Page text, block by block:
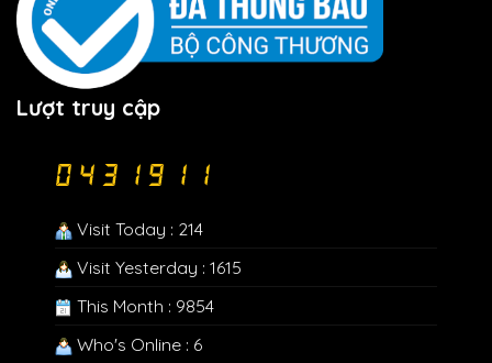
Lượt truy cập
Visit Today : 214
Visit Yesterday : 1615
This Month : 9854
Who's Online : 6